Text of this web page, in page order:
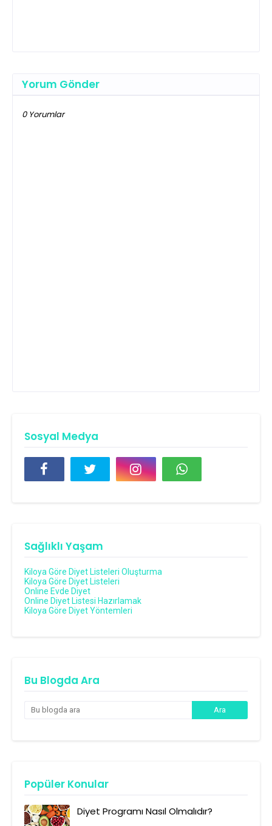
Yorum Gönder
0 Yorumlar
Sosyal Medya
Sağlıklı Yaşam
Kiloya Göre Diyet Listeleri Oluşturma
Kiloya Göre Diyet Listeleri
Online Evde Diyet
Online Diyet Listesi Hazırlamak
Kiloya Göre Diyet Yöntemleri
Bu Blogda Ara
Popüler Konular
Diyet Programı Nasıl Olmalıdır?